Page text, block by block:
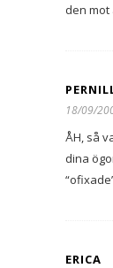
den mot
18/09/
ÅH, så
dina
ERICA